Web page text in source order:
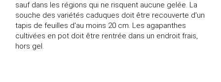
sauf dans les régions qui ne risquent aucune gelée. La
souche des variétés caduques doit être recouverte d'un
tapis de feuilles d'au moins 20 cm. Les agapanthes
cultivées en pot doit être rentrée dans un endroit frais,
hors gel.